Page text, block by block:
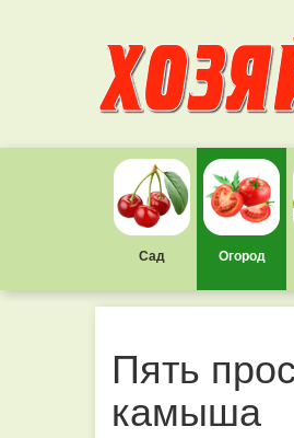
Сад Огород
Пять
камыша